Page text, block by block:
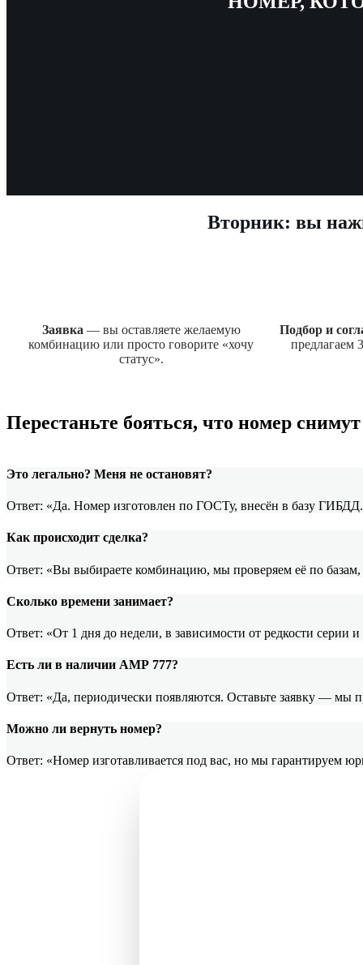
Вторник: вы
Заявка — вы оставляете желаемую
комбинацию или просто говорите «хочу
статус».
Подбор и
предлагаем
Перестаньте бояться, что номер
Это легально? Меня не остановят?
Ответ: «Да. Номер изготовлен по ГОСТу, внесён в базу
Как происходит сделка?
Ответ: «Вы выбираете комбинацию, мы проверяем её по
Сколько времени занимает?
Ответ: «От 1 дня до недели, в зависимости от редкости
Есть ли в наличии АМР 777?
Ответ: «Да, периодически появляются. Оставьте заявку — мы
Можно ли вернуть номер?
Ответ: «Номер изготавливается под вас, но мы гарантируем